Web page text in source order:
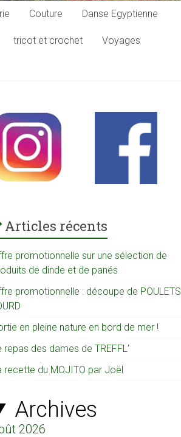
Couture Danse Egyptienne
tricot et crochet Voyages
Articles récents
promotionnelle sur une sélection de
de dinde et de panés
promotionnelle : découpe de POULETS
en pleine nature en bord de mer !
repas des dames de TREFFL’
recette du MOJITO par Joël
Archives
2026